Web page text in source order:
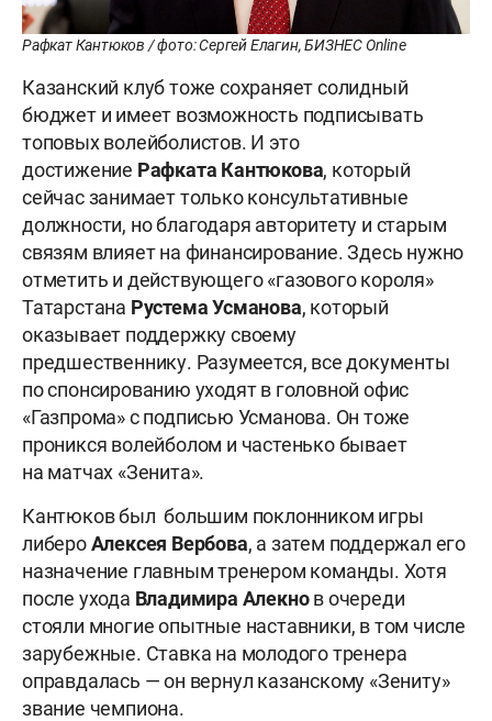
Рафкат Кантюков / фото: Сергей Елагин, БИЗНЕС Online
Казанский клуб тоже сохраняет солидный
бюджет и имеет возможность подписывать
топовых волейболистов. И это
достижение Рафката Кантюкова, который
сейчас занимает только консультативные
должности, но благодаря авторитету и старым
связям влияет на финансирование. Здесь нужно
отметить и действующего «газового короля»
Татарстана РустемаУсманова, который
оказывает поддержку своему
предшественнику. Разумеется, все документы
по спонсированию уходят в головной офис
«Газпрома» с подписью Усманова. Он тоже
проникся волейболом и частенько бывает
на матчах «Зенита».
Кантюков был большим поклонником игры
либероАлексея Вербова, а затем поддержал его
назначение главным тренером команды. Хотя
после ухода Владимира Алекнов очереди
стояли многие опытные наставники, в том числе
зарубежные. Ставка на молодого тренера
оправдалась — он вернул казанскому «Зениту»
звание чемпиона.